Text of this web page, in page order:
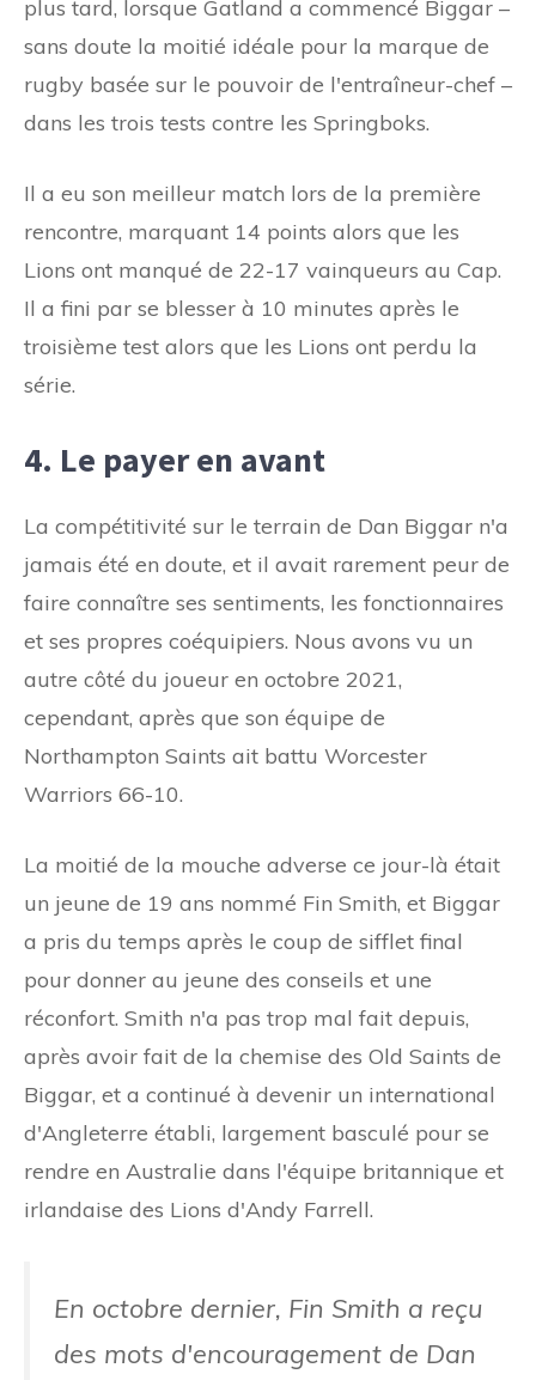
plus tard, lorsque Gatland a commencé Biggar –
sans doute la moitié idéale pour la marque de
rugby basée sur le pouvoir de l'entraîneur-chef –
dans les trois tests contre les Springboks.
Il a eu son meilleur match lors de la première
rencontre, marquant 14 points alors que les
Lions ont manqué de 22-17 vainqueurs au Cap.
Il a fini par se blesser à 10 minutes après le
troisième test alors que les Lions ont perdu la
série.
4. Le payer en avant
La compétitivité sur le terrain de Dan Biggar n'a
jamais été en doute, et il avait rarement peur de
faire connaître ses sentiments, les fonctionnaires
et ses propres coéquipiers. Nous avons vu un
autre côté du joueur en octobre 2021,
cependant, après que son équipe de
Northampton Saints ait battu Worcester
Warriors 66-10.
La moitié de la mouche adverse ce jour-là était
un jeune de 19 ans nommé Fin Smith, et Biggar
a pris du temps après le coup de sifflet final
pour donner au jeune des conseils et une
réconfort. Smith n'a pas trop mal fait depuis,
après avoir fait de la chemise des Old Saints de
Biggar, et a continué à devenir un international
d'Angleterre établi, largement basculé pour se
rendre en Australie dans l'équipe britannique et
irlandaise des Lions d'Andy Farrell.
En octobre dernier, Fin Smith a reçu
des mots d'encouragement de Dan